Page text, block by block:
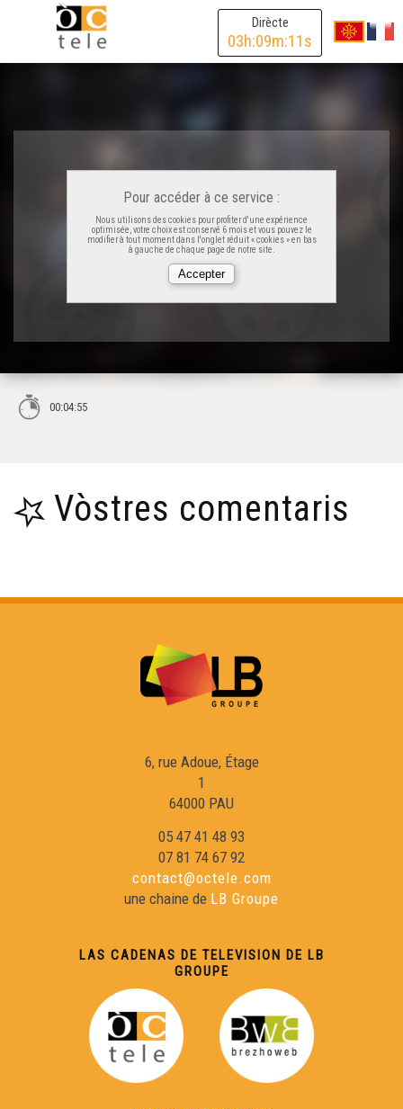
Dirècte
03h:09m:11s
Pour accéder à ce service :
Nous utilisons des cookies pour profiter d'une expérience
optimisée, votre choix est conservé 6 mois et vous pouvez le
modifier à tout moment dans l'onglet réduit « cookies » en bas
à gauche de chaque page de notre site.
00:04:55
Vòstres comentaris
6, rue Adoue, Étage
1
64000 PAU
05 47 41 48 93
07 81 74 67 92
contact@octele.com
une chaine de LB Groupe
LAS CADENAS DE TELEVISION DE LB
GROUPE